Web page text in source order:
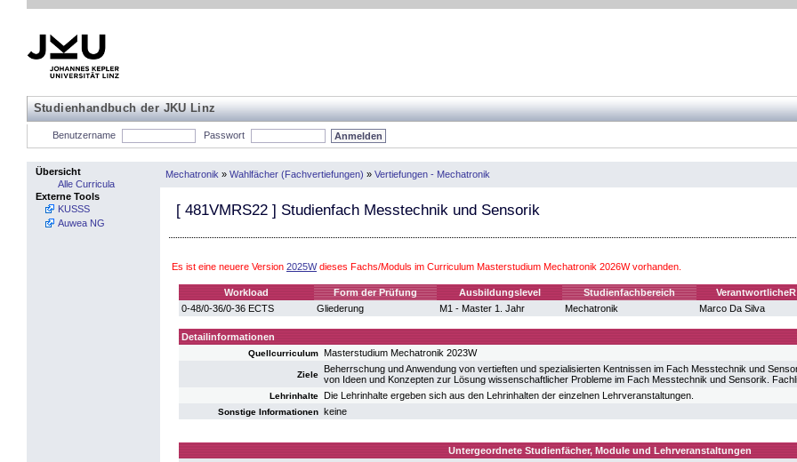
Studienhandbuch der JKU Linz
Benutzername Passwort
Übersicht
Alle Curricula
Externe Tools
KUSSS
Auwea NG
Mechatronik » Wahlfächer (Fachvertiefungen) » Vertiefungen - Mechatronik
[ 481VMRS22 ] Studienfach Messtechnik und Sensorik
Es ist eine neuere Version 2025Wdieses Fachs/Moduls im Curriculum Masterstudium Mechatronik 2026W vorhanden.
Workload Form der Prüfung Ausbildungslevel Studienfachbereich VerantwortlicheR
0-48/0-36/0-36 ECTS
Gliederung M1 - Master 1. Jahr Mechatronik Marco Da Silva
Detailinformationen
Quellcurriculum Masterstudium Mechatronik 2023W
Ziele
Beherrschung und Anwendung von vertieften und spezialisierten Kentnissen im Fach Messtechnik und
von Ideen und Konzepten zur Lösung wissenschaftlicher Probleme im Fach Messtechnik und Sensorik.
Lehrinhalte Die Lehrinhalte ergeben sich aus den Lehrinhalten der einzelnen Lehrveranstaltungen.
Sonstige Informationen keine
Untergeordnete Studienfächer, Module und Lehrveranstaltungen